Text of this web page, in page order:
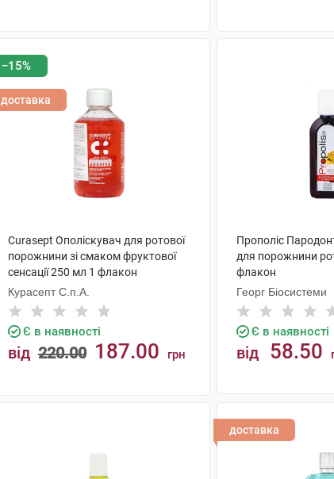
−15%
доставка
Curasept Ополіскувач для ротової
порожнини зі смаком фруктової
сенсації 250 мл 1 флакон
Курасепт С.п.А.
Є в наявності
від 220.00 187.00 грн
Прополіс
для порожнини
флакон
Георг Біосистеми
Є в наявності
від 58.50
доставка